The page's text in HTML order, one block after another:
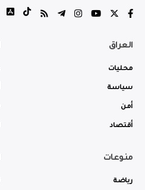
العراق
محليات
سياسة
أمن
أقتصاد
منوعات
رياضة